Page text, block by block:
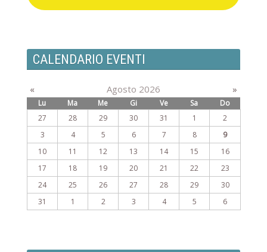
CALENDARIO EVENTI
« Agosto 2026 »
Lu Ma Me Gi Ve Sa
Do
27
28 29 30 31 1
2
3
4 5 6 7 8
9
10
11 12 13 14 15
16
17
18 19 20 21 22
23
24
25 26 27 28 29
30
31
1 2 3 4 5 6